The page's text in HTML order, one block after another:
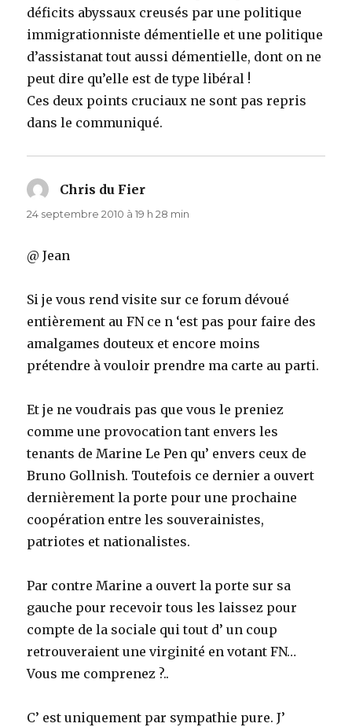
déficits abyssaux creusés par une politique
immigrationniste démentielle et une politique
d’assistanat tout aussi démentielle, dont on ne
peut dire qu’elle est de type libéral !
Ces deux points cruciaux ne sont pas repris
dans le communiqué.
Chris du Fier
24 septembre 2010 à 19 h 28 min
@ Jean
Si je vous rend visite sur ce forum dévoué
entièrement au FN ce n ‘est pas pour faire des
amalgames douteux et encore moins
prétendre à vouloir prendre ma carte au parti.
Et je ne voudrais pas que vous le preniez
comme une provocation tant envers les
tenants de Marine Le Pen qu’ envers ceux de
Bruno Gollnish. Toutefois ce dernier a ouvert
dernièrement la porte pour une prochaine
coopération entre les souverainistes,
patriotes et nationalistes.
Par contre Marine a ouvert la porte sur sa
gauche pour recevoir tous les laissez pour
compte de la sociale qui tout d’ un coup
retrouveraient une virginité en votant FN…
Vous me comprenez ?..
C’ est uniquement par sympathie pure. J’